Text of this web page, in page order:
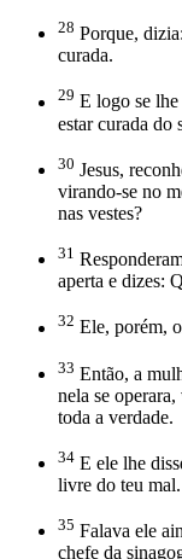
28 Porque,
curada.
29 E logo se
estar curada do
30 Jesus,
virando-se no
nas vestes?
31
aperta e dizes:
32 Ele, porém,
33 Então, a
nela se
toda a verdade.
34 E ele lhe
livre do teu mal.
35 Falava ele
chefe da